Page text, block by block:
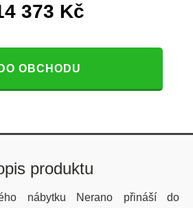
373 Kč
DO OBCHODU
produktu
nábytku Nerano přináší do